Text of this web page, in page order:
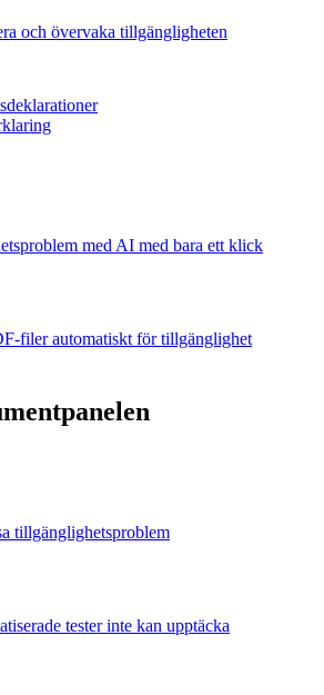
och övervaka tillgängligheten
med AI med bara ett klick
filer automatiskt för tillgänglighet
tillgänglighetsproblem
tester inte kan upptäcka